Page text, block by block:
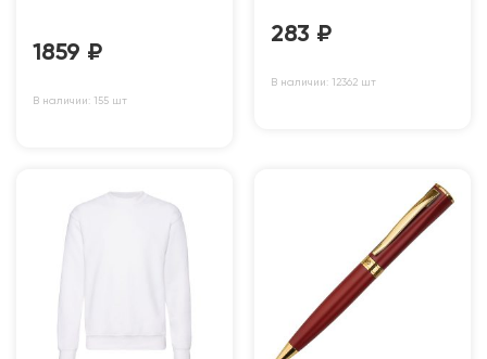
1859 ₽
В наличии: 155 шт
283 ₽
В наличии: 12362 шт